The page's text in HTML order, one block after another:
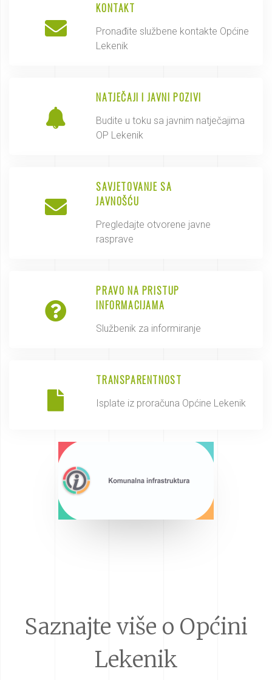
KONTAKT
Pronađite službene kontakte Općine
Lekenik
NATJEČAJI I JAVNI POZIVI
Budite u toku sa javnim natječajima
OP Lekenik
SAVJETOVANJE SA
JAVNOŠĆU
Pregledajte otvorene javne
rasprave
PRAVO NA PRISTUP
INFORMACIJAMA
Službenik za informiranje
TRANSPARENTNOST
Isplate iz proračuna Općine Lekenik
Saznajte više o Općini
Lekenik